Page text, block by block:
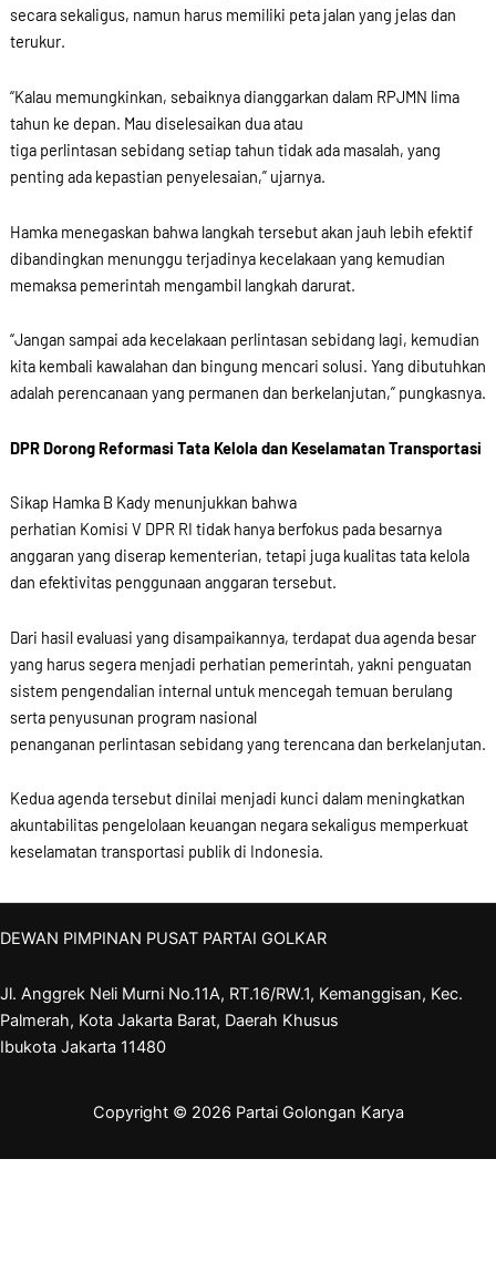
secara sekaligus, namun harus memiliki peta jalan yang jelas dan
terukur.
“Kalau memungkinkan, sebaiknya dianggarkan dalam RPJMN lima
tahun ke depan. Mau diselesaikan dua atau
tiga perlintasan sebidang setiap tahun tidak ada masalah, yang
penting ada kepastian penyelesaian,” ujarnya.
Hamka menegaskan bahwa langkah tersebut akan jauh lebih efektif
dibandingkan menunggu terjadinya kecelakaan yang kemudian
memaksa pemerintah mengambil langkah darurat.
“Jangan sampai ada kecelakaan perlintasan sebidang lagi, kemudian
kita kembali kawalahan dan bingung mencari solusi. Yang dibutuhkan
adalah perencanaan yang permanen dan berkelanjutan,” pungkasnya.
DPR Dorong Reformasi Tata Kelola dan Keselamatan Transportasi
Sikap Hamka B Kady menunjukkan bahwa
perhatian Komisi V DPR RI tidak hanya berfokus pada besarnya
anggaran yang diserap kementerian, tetapi juga kualitas tata kelola
dan efektivitas penggunaan anggaran tersebut.
Dari hasil evaluasi yang disampaikannya, terdapat dua agenda besar
yang harus segera menjadi perhatian pemerintah, yakni penguatan
sistem pengendalian internal untuk mencegah temuan berulang
serta penyusunan program nasional
penanganan perlintasan sebidang yang terencana dan berkelanjutan.
Kedua agenda tersebut dinilai menjadi kunci dalam meningkatkan
akuntabilitas pengelolaan keuangan negara sekaligus memperkuat
keselamatan transportasi publik di Indonesia.
DEWAN PIMPINAN PUSAT PARTAI GOLKAR
Jl. Anggrek Neli Murni No.11A, RT.16/RW.1, Kemanggisan, Kec.
Palmerah, Kota Jakarta Barat, Daerah Khusus
Ibukota Jakarta 11480
Copyright © 2026 Partai Golongan Karya